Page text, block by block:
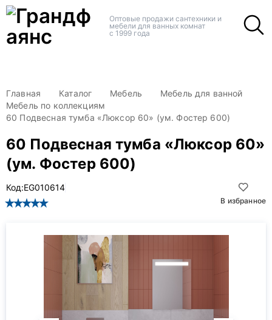
Оптовые продажи сантехники и
мебели для ванных комнат
с 1999 года
Главная Каталог Мебель
Мебель для ванной
Мебель по коллекциям
60 Подвесная тумба «Люксор 60» (ум. Фостер 600)
60 Подвесная тумба «Люксор 60»
(ум. Фостер 600)
В избранное
Код:EG010614